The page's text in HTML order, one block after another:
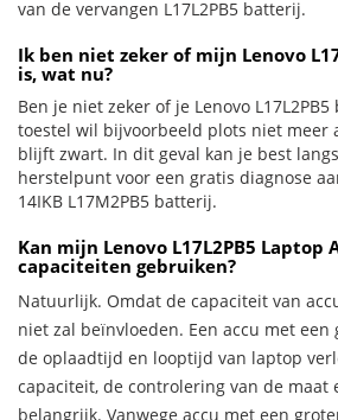
van de vervangen L17L2PB5 batterij.
Ik ben niet zeker of mijn Lenovo
is, wat nu?
Ben je niet zeker of je Lenovo
toestel wil bijvoorbeeld plots niet meer
blijft zwart. In dit geval kan je best
herstelpunt voor een gratis diagnose
14IKB L17M2PB5 batterij.
Kan mijn Lenovo L17L2PB5 Laptop
capaciteiten gebruiken?
Natuurlijk. Omdat de capaciteit van
niet zal beïnvloeden. Een accu met
de oplaadtijd en looptijd van laptop
capaciteit, de controlering van de maat
belangrijk. Vanwege accu met een